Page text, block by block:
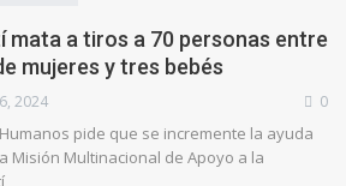
mata a tiros a 70 personas entre
mujeres y tres bebés
2024 0
pide que se incremente la ayuda
Misión Multinacional de Apoyo a la